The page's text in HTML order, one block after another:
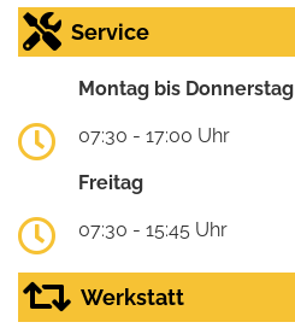
Service
Montag bis Donnerstag
07:30 - 17:00 Uhr
Freitag
07:30 - 15:45 Uhr
Werkstatt